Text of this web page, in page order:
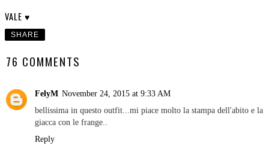
VALE ♥
SHARE
76 COMMENTS
FelyM November 24, 2015 at 9:33 AM
bellissima in questo outfit...mi piace molto la stampa dell'abito e la
giacca con le frange..
Reply